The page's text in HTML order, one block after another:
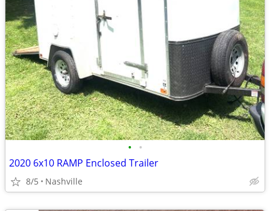
• •
2020 6x10 RAMP Enclosed Trailer
8/5 Nashville